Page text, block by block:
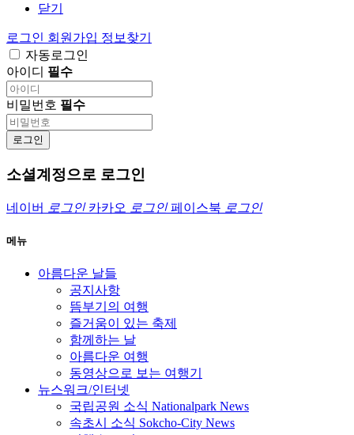
닫기
로그인 회원가입 정보찾기
자동로그인
아이디 필수
비밀번호 필수
로그인
소셜계정으로 로그인
네이버 로그인 카카오 로그인 페이스북 로그인
메뉴
아름다운 날들
공지사항
뜸부기의 여행
즐거움이 있는 축제
함께하는 날
아름다운 여행
동영상으로 보는 여행기
뉴스워크/인터넷
국립공원 소식 Nationalpark News
속초시 소식 Sokcho-City News